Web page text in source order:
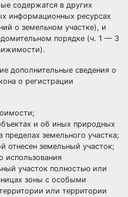
содержатся в других
информационных ресурсах
о земельном участке), и
порядке (ч. 1 — 3
дополнительные сведения о
о регистрации
и об иных природных
земельного участка;
отнесен земельный участок;
использования
участок полностью или
зоны с особыми
или территории